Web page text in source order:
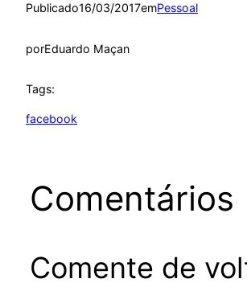
Publicado16/03/2017emPessoal
porEduardo Maçan
Tags:
facebook
Comentários
Comente de